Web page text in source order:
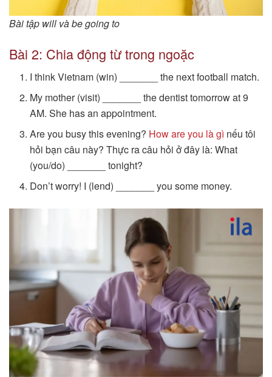
Bài tập will và be going to
Bài 2: Chia động từ trong ngoặc
I think Vietnam (win) _______ the next football match.
My mother (visit) _______ the dentist tomorrow at 9
AM. She has an appointment.
Are you busy this evening? How are you là gì nếu tôi
hỏi bạn câu này? Thực ra câu hỏi ở đây là: What
(you/do) _______ tonight?
Don’t worry! I (lend) _______ you some money.